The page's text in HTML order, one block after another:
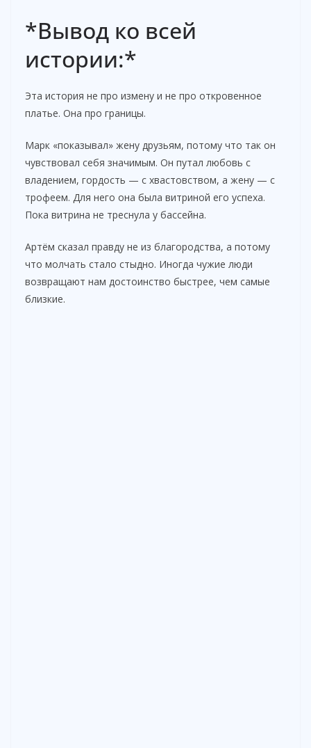
*Вывод ко всей
истории:*
Эта история не про измену и не про откровенное
платье. Она про границы.
Марк «показывал» жену друзьям, потому что так он
чувствовал себя значимым. Он путал любовь с
владением, гордость — с хвастовством, а жену — с
трофеем. Для него она была витриной его успеха.
Пока витрина не треснула у бассейна.
Артём сказал правду не из благородства, а потому
что молчать стало стыдно. Иногда чужие люди
возвращают нам достоинство быстрее, чем самые
близкие.